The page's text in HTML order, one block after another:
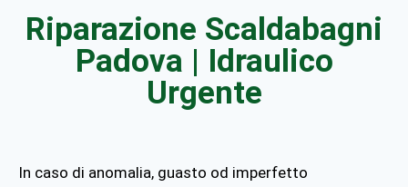
Riparazione Scaldabagni
Padova | Idraulico
Urgente
In caso di anomalia, guasto od imperfetto